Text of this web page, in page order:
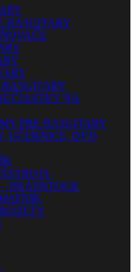
BASGITARY
BASGITARY
NA
PRE BASGITARY
UČEBNICE, DVD
HEADSTOCK